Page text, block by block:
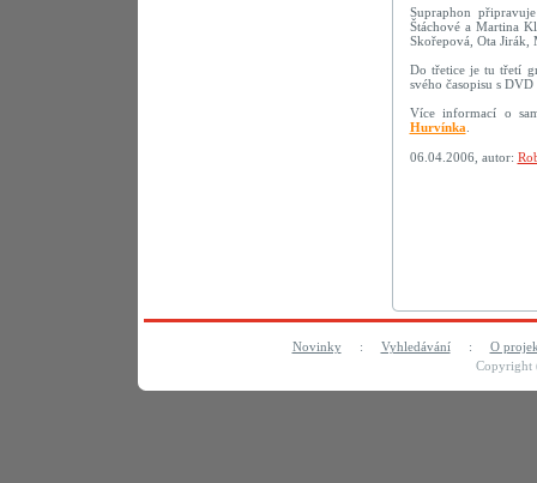
Supraphon
Štáchové a Martina
Skořepová, Ota Jirák,
Do třetice je tu třetí
svého časopisu s
Více informací o
Hurvínka
06.04.2006, autor:
Novinky: Vyhledávání: O
Copyright